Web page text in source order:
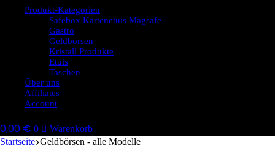
Produkt-Kategorien
Safebox Kartenetuis Magsafe
Gastro
Geldbörsen
Kristall Produkte
Etuis
Taschen
Über uns
Affiliates
Account
0,00 € 0
Warenkorb
Startseite Geldbörsen - alle Modelle